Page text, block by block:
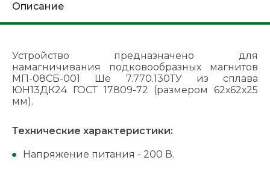
Описание
Устройство предназначено для
намагничивания подковообразных магнитов
МП-08СБ-001 Ше 7.770.130ТУ из сплава
ЮН13ДК24 ГОСТ 17809-72 (размером 62х62х25
мм).
Технические характеристики:
Напряжение питания - 200 В.